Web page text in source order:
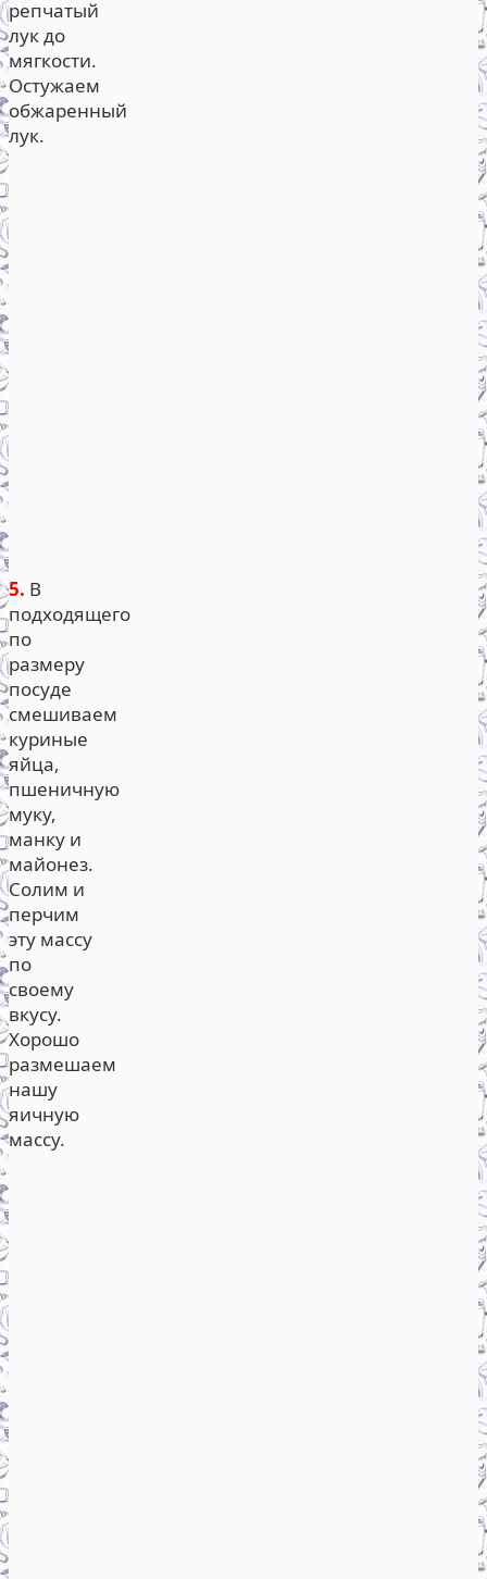
репчатый
лук до
мягкости.
Остужаем
обжаренный
лук.
5. В
подходящего
по
размеру
посуде
смешиваем
куриные
яйца,
пшеничную
муку,
манку и
майонез.
Солим и
перчим
эту массу
по
своему
вкусу.
Хорошо
размешаем
нашу
яичную
массу.